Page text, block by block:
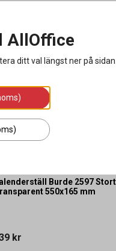
Burde 2597 Stort
550x165 mm
kr
AllOffice
ditt val längst ner på